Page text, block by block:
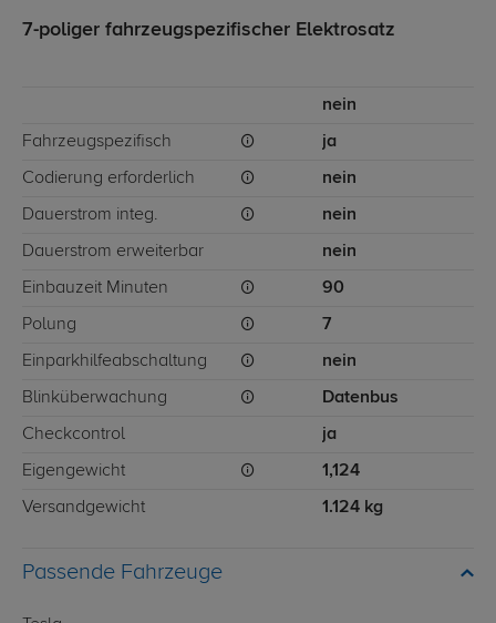
7-poliger fahrzeugspezifischer Elektrosatz
nein
Fahrzeugspezifisch ja
Codierung erforderlich nein
Dauerstrom integ. nein
Dauerstrom erweiterbar nein
Einbauzeit Minuten 90
Polung 7
Einparkhilfeabschaltung nein
Blinküberwachung Datenbus
Checkcontrol ja
Eigengewicht 1,124
Versandgewicht 1.124 kg
Passende Fahrzeuge